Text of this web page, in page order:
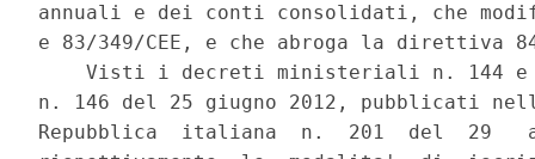
annuali e dei conti consolidati, che
e 83/349/CEE, e che abroga la direttiva
Visti i decreti ministeriali n. 144
n. 146 del 25 giugno 2012, pubblicati
Repubblica  italiana  n.  201  del  29